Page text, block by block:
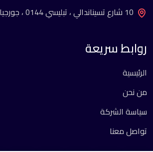
10 شارع تسيناندالي ، تبليسي 0144 ، جورجيا
روابط سريعة
الرئيسية
من نحن
سياسة الشركة
تواصل معنا